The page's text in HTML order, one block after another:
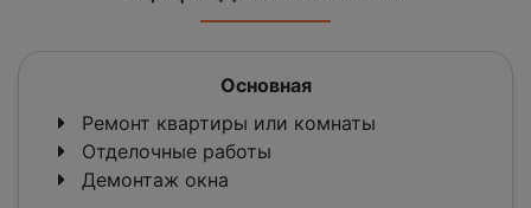
Основная
Ремонт квартиры или комнаты
Отделочные работы
Демонтаж окна